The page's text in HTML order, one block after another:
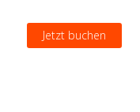
Jetzt buchen